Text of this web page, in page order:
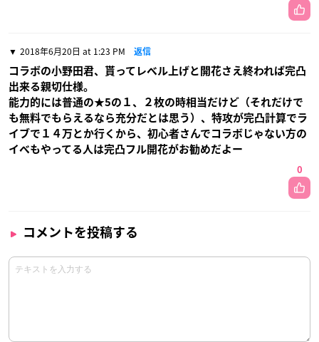
2018年6月20日 at 1:23 PM 返信
コラボの小野田君、貰ってレベル上げと開花さえ終われば完凸
出来る親切仕様。
能力的には普通の★5の１、２枚の時相当だけど（それだけで
も無料でもらえるなら充分だとは思う）、特攻が完凸計算でラ
イブで１４万とか行くから、初心者さんでコラボじゃない方の
イベもやってる人は完凸フル開花がお勧めだよー
0
コメントを投稿する